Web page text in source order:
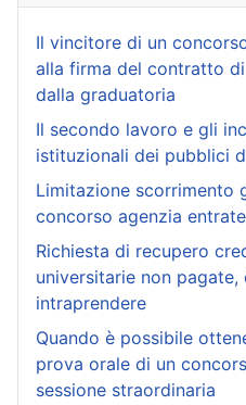
Il vincitore di un
alla firma del contratto
dalla graduatoria
Il secondo lavoro e gli
istituzionali dei pubblici
Limitazione scorrimento
concorso agenzia entrate
Richiesta di recupero
universitarie non
intraprendere
Quando è possibile
prova orale di un
sessione straordinaria